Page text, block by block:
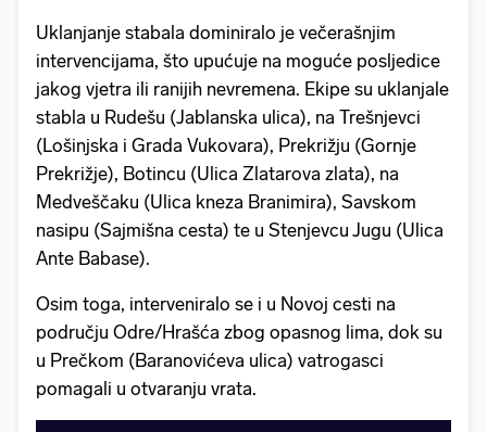
Uklanjanje stabala dominiralo je večerašnjim
intervencijama, što upućuje na moguće posljedice
jakog vjetra ili ranijih nevremena. Ekipe su uklanjale
stabla u Rudešu (Jablanska ulica), na Trešnjevci
(Lošinjska i Grada Vukovara), Prekrižju (Gornje
Prekrižje), Botincu (Ulica Zlatarova zlata), na
Medveščaku (Ulica kneza Branimira), Savskom
nasipu (Sajmišna cesta) te u Stenjevcu Jugu (Ulica
Ante Babase).
Osim toga, interveniralo se i u Novoj cesti na
području Odre/Hrašća zbog opasnog lima, dok su
u Prečkom (Baranovićeva ulica) vatrogasci
pomagali u otvaranju vrata.